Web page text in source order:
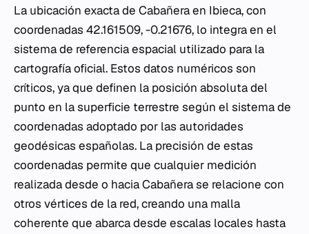
La ubicación exacta de Cabañera en Ibieca, con
coordenadas 42.161509, -0.21676, lo integra en el
sistema de referencia espacial utilizado para la
cartografía oficial. Estos datos numéricos son
críticos, ya que definen la posición absoluta del
punto en la superficie terrestre según el sistema de
coordenadas adoptado por las autoridades
geodésicas españolas. La precisión de estas
coordenadas permite que cualquier medición
realizada desde o hacia Cabañera se relacione con
otros vértices de la red, creando una malla
coherente que abarca desde escalas locales hasta